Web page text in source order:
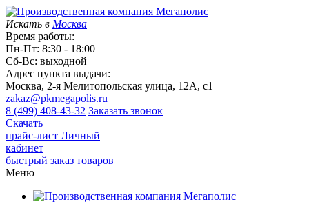
Искать в Москва
Время работы:
Пн-Пт: 8:30 - 18:00
Сб-Вс: выходной
Адрес пункта выдачи:
Москва, 2-я Мелитопольская улица, 12А, с1
zakaz@pkmegapolis.ru
8 (499) 408-43-32 Заказать звонок
Скачать
прайс-лист Личный
кабинет
быстрый заказ товаров
Меню